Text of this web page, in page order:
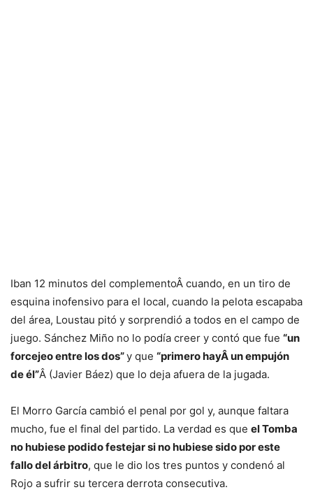
Iban 12 minutos del complementoÂ cuando, en un tiro de
esquina inofensivo para el local, cuando la pelota escapaba
del área, Loustau pitó y sorprendió a todos en el campo de
juego. Sánchez Miño no lo podía creer y contó que fue “un
forcejeo entre los dos”y que “primero hayÂ un empujón
de él”Â (Javier Báez) que lo deja afuera de la jugada.
El Morro García cambió el penal por gol y, aunque faltara
mucho, fue el final del partido. La verdad es que el Tomba
no hubiese podido festejar si no hubiese sido por este
fallo del árbitro, que le dio los tres puntos y condenó al
Rojo a sufrir su tercera derrota consecutiva.